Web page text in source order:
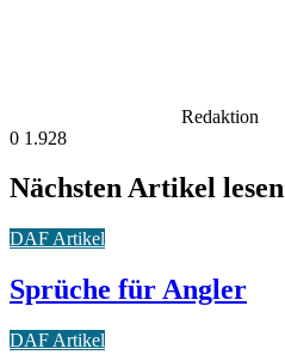
Redaktion
0 1.928
Nächsten Artikel lesen
DAF Artikel
Sprüche für Angler
DAF Artikel